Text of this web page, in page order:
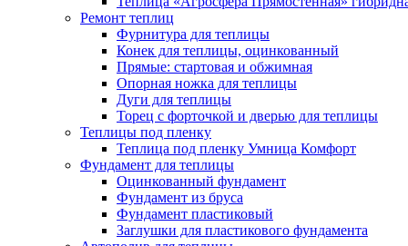
Ремонт теплиц
Фурнитура для теплицы
Конек для теплицы, оцинкованный
Прямые: стартовая и обжимная
Опорная ножка для теплицы
Дуги для теплицы
Торец с форточкой и дверью для теплицы
Теплицы под пленку
Теплица под пленку Умница Комфорт
Фундамент для теплицы
Оцинкованный фундамент
Фундамент из бруса
Фундамент пластиковый
Заглушки для пластикового фундамента